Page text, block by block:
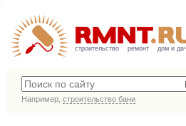
строительство ремонт дом и
Например, строительство бани